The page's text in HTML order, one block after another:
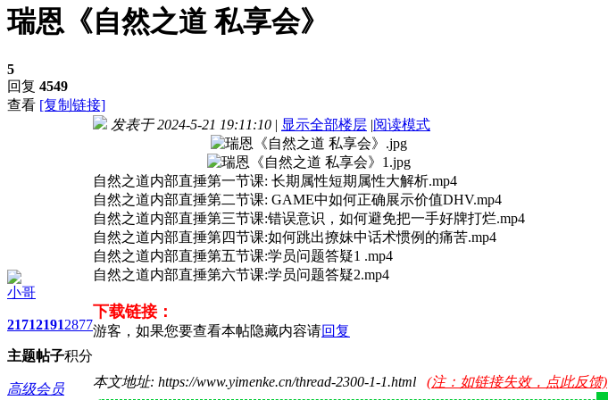
瑞恩《自然之道 私享会》
5
回复 4549
查看 [复制链接]
小哥
2171
主题
2191
帖子
2877
积分
高级会员
发表于 2024-5-21 19:11:10 | 显示全部楼层 |阅读模式
自然之道内部直捶第一节课: 长期属性短期属性大解析.mp4
自然之道内部直捶第二节课: GAME中如何正确展示价值DHV.mp4
自然之道内部直捶第三节课:错误意识，如何避免把一手好牌打烂.mp4
自然之道内部直捶第四节课:如何跳出撩妹中话术惯例的痛苦.mp4
自然之道内部直捶第五节课:学员问题答疑1 .mp4
自然之道内部直捶第六节课:学员问题答疑2.mp4
下载链接：
游客，如果您要查看本帖隐藏内容请回复
本文地址: https://www.yimenke.cn/thread-2300-1-1.html (注：如链接失效，点此反馈)